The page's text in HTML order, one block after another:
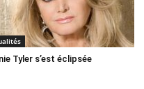
Tyler s’est éclipsée